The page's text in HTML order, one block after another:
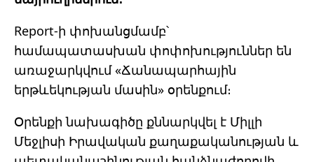
Report-ի փոխանցմամբ՝
համապատասխան փոփոխություններ են
առաջարկվում «Ճանապարհային
երթևեկության մասին» օրենքում։
Օրենքի նախագիծը քննարկվել է Միլլի
Մեջլիսի Իրավական քաղաքականության և